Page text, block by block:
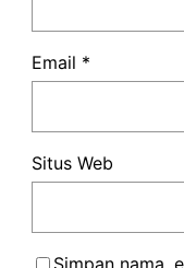
Email *
Situs Web